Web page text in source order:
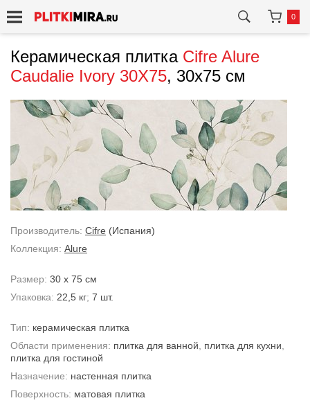
0
Керамическая плитка Cifre Alure
Caudalie Ivory 30X75, 30x75 см
Производитель: Cifre (Испания)
Коллекция: Alure
Размер: 30 x 75 см
Упаковка: 22,5 кг; 7 шт.
Тип: керамическая плитка
Области применения: плитка для ванной плитка для кухни
плитка для гостиной
Назначение: настенная плитка
Поверхность: матовая плитка